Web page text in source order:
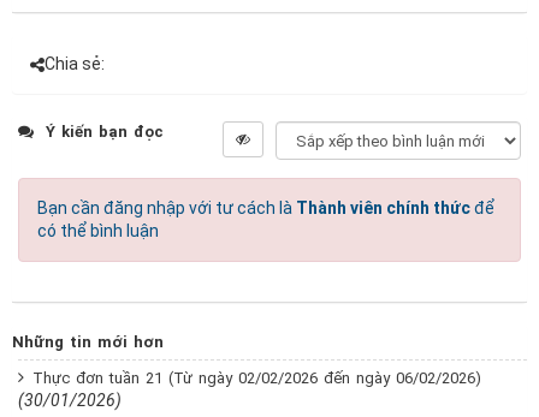
Chia sẻ:
Ý kiến bạn đọc
Bạn cần đăng nhập với tư cách là Thành viên chính thứcđể
có thể bình luận
Những tin mới hơn
Thực đơn tuần 21 (Từ ngày 02/02/2026 đến ngày 06/02/2026)
(30/01/2026)